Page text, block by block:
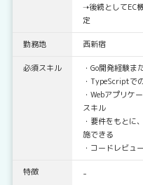
➝後続としてEC
定
勤務地 西新宿
必須スキル
・Go開発経験
・TypeScriptで
・Webアプリケ
スキル
・要件をもとに
施できる
・コードレビュ
特徴 -